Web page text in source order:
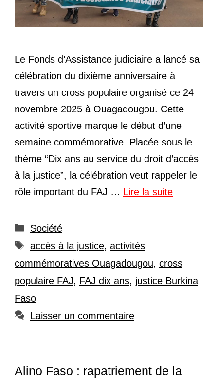
Le Fonds d’Assistance judiciaire a lancé sa
célébration du dixième anniversaire à
travers un cross populaire organisé ce 24
novembre 2025 à Ouagadougou. Cette
activité sportive marque le début d’une
semaine commémorative. Placée sous le
thème “Dix ans au service du droit d’accès
à la justice”, la célébration veut rappeler le
rôle important du FAJ … Lire la suite
Catégories
Société
Étiquettes
accès à la justice, activités
commémoratives Ouagadougou, cross
populaire FAJ, FAJ dix ans, justice Burkina
Faso
Laisser un commentaire
Alino Faso : rapatriement de la